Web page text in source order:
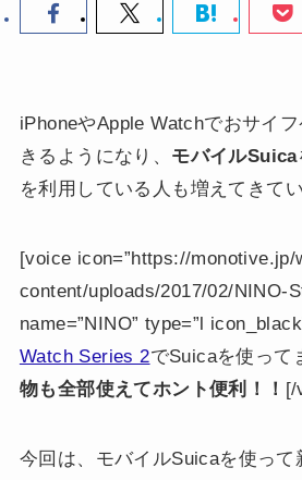
iPhoneやApple Watchでおサイ
きるようになり、 モバイルSuica
を利用している人も増えてきて
[voice icon=”https://monotive.jp/
content/uploads/2017/02/NINO-
name=”NINO” type=”l
Watch Series 2でSuicaを使って
物も全部使えてホント便利！！ [/
今回は、モバイルSuicaを使っ